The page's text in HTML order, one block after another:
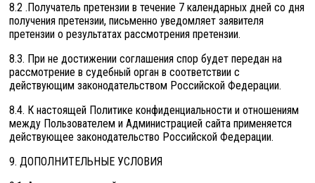
8.2 .Получатель претензии в течение 7 календарных дней со дня
получения претензии, письменно уведомляет заявителя
претензии о результатах рассмотрения претензии.
8.3. При не достижении соглашения спор будет передан на
рассмотрение в судебный орган в соответствии с
действующим законодательством Российской Федерации.
8.4. К настоящей Политике конфиденциальности и отношениям
между Пользователем и Администрацией сайта применяется
действующее законодательство Российской Федерации.
9. ДОПОЛНИТЕЛЬНЫЕ УСЛОВИЯ